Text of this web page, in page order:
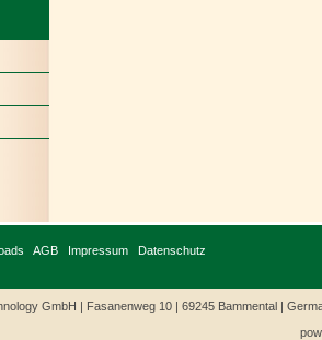
AGB Impressum Datenschutz
GmbH | Fasanenweg 10 | 69245 Bammental |